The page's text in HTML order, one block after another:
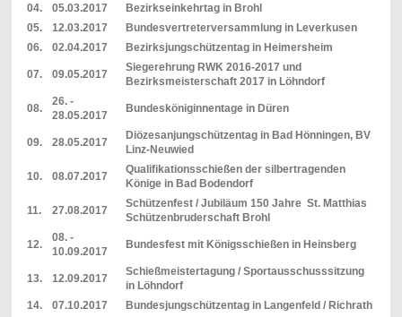
04.
05.03.2017
Bezirkseinkehrtag in Brohl
05.
12.03.2017
Bundesvertreterversammlung in Leverkusen
06.
02.04.2017 Bezirksjungschützentag in Heimersheim
07. 09.05.2017
Siegerehrung RWK 2016-2017 und
Bezirksmeisterschaft 2017 in Löhndorf
08.
26. -
28.05.2017
Bundesköniginnentage in Düren
09. 28.05.2017
Diözesanjungschützentag in Bad Hönningen, BV
Linz-Neuwied
10. 08.07.2017
Qualifikationsschießen der silbertragenden
Könige in Bad Bodendorf
11. 27.08.2017
Schützenfest / Jubiläum 150 Jahre St. Matthias
Schützenbruderschaft Brohl
12.
08. -
10.09.2017
Bundesfest mit Königsschießen in Heinsberg
13. 12.09.2017
Schießmeistertagung / Sportausschusssitzung
in Löhndorf
14.
07.10.2017 Bundesjungschützentag in Langenfeld / Richrath